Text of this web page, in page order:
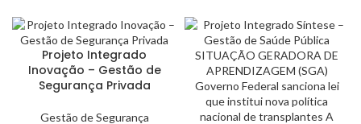
Projeto Integrado
Inovação – Gestão de
Segurança Privada
Gestão de Segurança